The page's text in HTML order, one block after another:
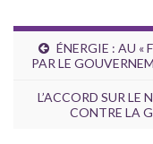
ÉNERGIE : AU «
PAR LE
L’ACCORD SUR LE
CONTRE LA